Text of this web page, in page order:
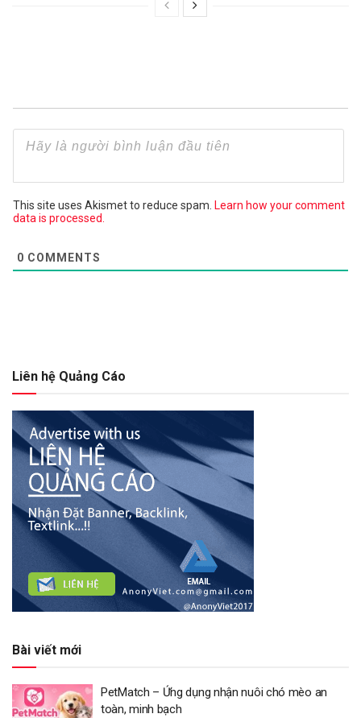
This site uses Akismet to reduce spam. Learn how your comment
data is processed.
0 COMMENTS
Liên hệ Quảng Cáo
Bài viết mới
PetMatch – Ứng dụng nhận nuôi chó mèo an
toàn, minh bạch